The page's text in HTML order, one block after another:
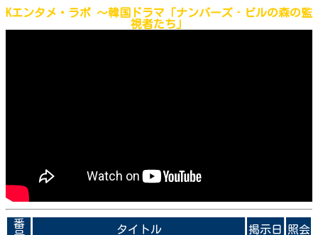
Kエンタメ・ラボ ～韓国ドラマ「ナンバーズ‐ビルの森の監
視者たち」
番
タイトル 掲示日 照会